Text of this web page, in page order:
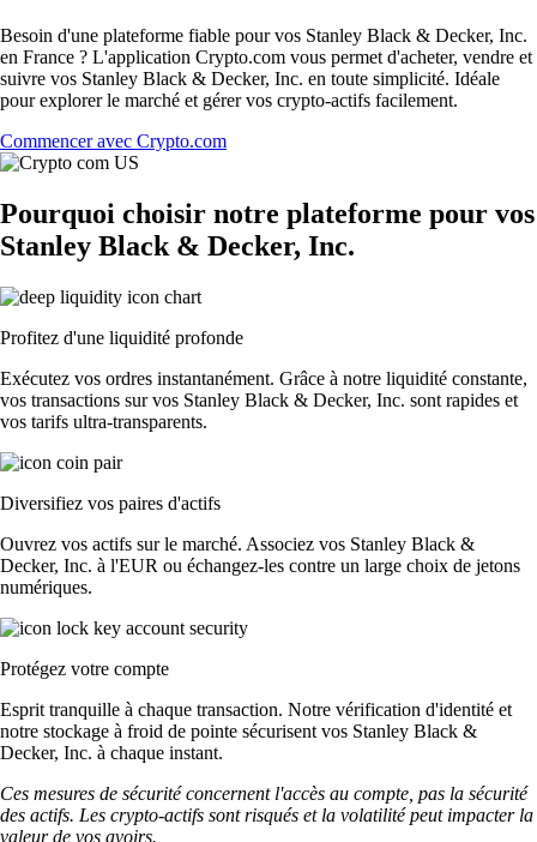
Besoin d'une plateforme fiable pour vos Stanley Black & Decker, Inc.
en France ? L'application Crypto.com vous permet d'acheter, vendre et
suivre vos Stanley Black & Decker, Inc. en toute simplicité. Idéale
pour explorer le marché et gérer vos crypto-actifs facilement.
Commencer avec Crypto.com
Pourquoi choisir notre plateforme pour vos
Stanley Black & Decker, Inc.
Profitez d'une liquidité profonde
Exécutez vos ordres instantanément. Grâce à notre liquidité constante,
vos transactions sur vos Stanley Black & Decker, Inc. sont rapides et
vos tarifs ultra-transparents.
Diversifiez vos paires d'actifs
Ouvrez vos actifs sur le marché. Associez vos Stanley Black &
Decker, Inc. à l'EUR ou échangez-les contre un large choix de jetons
numériques.
Protégez votre compte
Esprit tranquille à chaque transaction. Notre vérification d'identité et
notre stockage à froid de pointe sécurisent vos Stanley Black &
Decker, Inc. à chaque instant.
Ces mesures de sécurité concernent l'accès au compte, pas la sécurité
des actifs. Les crypto-actifs sont risqués et la volatilité peut impacter la
valeur de vos avoirs.